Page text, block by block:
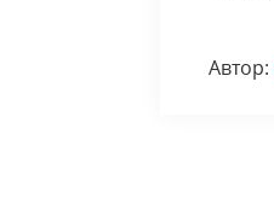
Автор: